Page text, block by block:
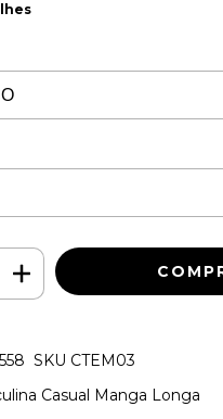
SKU CTEM03
Casual Manga Longa